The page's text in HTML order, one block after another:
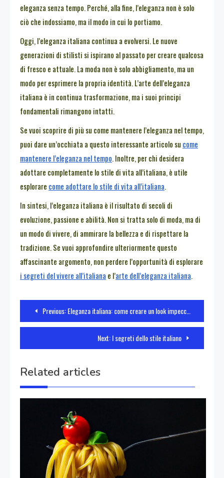
eleganza senza tempo. Perché, alla fine, l’eleganza non è solo
ciò che indossiamo, ma il modo in cui lo portiamo.
Oggi, l’eleganza italiana continua a evolversi. Le nuove
generazioni di stilisti si ispirano al passato per creare qualcosa
di fresco e attuale. La moda non è solo abbigliamento, ma un
modo per esprimere la propria identità. L’arte dell’eleganza
italiana è in continua trasformazione, ma i suoi principi
fondamentali rimangono intatti.
Se vuoi scoprire di più su come mantenere l’eleganza nel tempo,
puoi dare un’occhiata a questo interessante articolo su come
mantenere l’eleganza nel tempo. Inoltre, per chi desidera
adottare completamente lo stile di vita all’italiana, è utile
esplorare come adottare lo stile di vita all’italiana.
In sintesi, l’eleganza italiana è il risultato di secoli di
evoluzione, passione e abilità. Non si tratta solo di moda, ma di
un modo di vivere, di ammirare la bellezza e di rispettare la
tradizione. Se vuoi approfondire ulteriormente questo
affascinante argomento, non perdere l’opportunità di esplorare
i segreti del vivere all’italiana e l’arte dell’eleganza italiana.
Navigazione
articoli
Previous:Eleganza italiana: come creare un look impeccabile
Next:I segreti dello stile italiano
Related articles